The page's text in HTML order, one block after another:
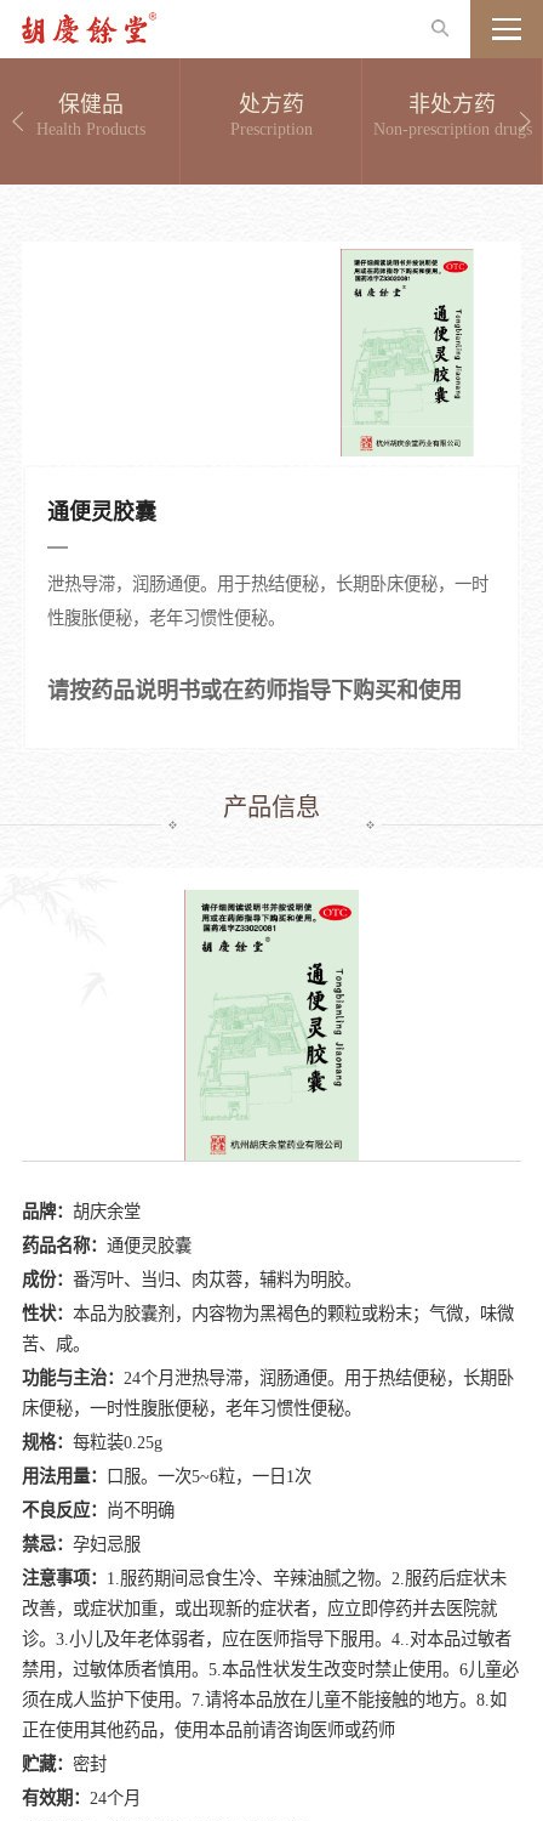
保健品
Health Products
处方药
Prescription
非处方药
Non-prescription drugs
通便灵胶囊
泄热导滞，润肠通便。用于热结便秘，长期卧床便秘，一时
性腹胀便秘，老年习惯性便秘。
请按药品说明书或在药师指导下购买和使用
产品信息
品牌： 胡庆余堂
药品名称： 通便灵胶囊
成份： 番泻叶、当归、肉苁蓉，辅料为明胶。
性状： 本品为胶囊剂，内容物为黑褐色的颗粒或粉末；气微，味微
苦、咸。
功能与主治： 24个月泄热导滞，润肠通便。用于热结便秘，长期卧
床便秘，一时性腹胀便秘，老年习惯性便秘。
规格： 每粒装0.25g
用法用量：
口服。一次5~6粒，一日1次
不良反应： 尚不明确
禁忌： 孕妇忌服
注意事项： 1.服药期间忌食生冷、辛辣油腻之物。2.服药后症状未
改善，或症状加重，或出现新的症状者，应立即停药并去医院就
诊。3.小儿及年老体弱者，应在医师指导下服用。4..对本品过敏者
禁用，过敏体质者慎用。5.本品性状发生改变时禁止使用。6儿童必
须在成人监护下使用。7.请将本品放在儿童不能接触的地方。8.如
正在使用其他药品，使用本品前请咨询医师或药师
贮藏： 密封
有效期： 24个月